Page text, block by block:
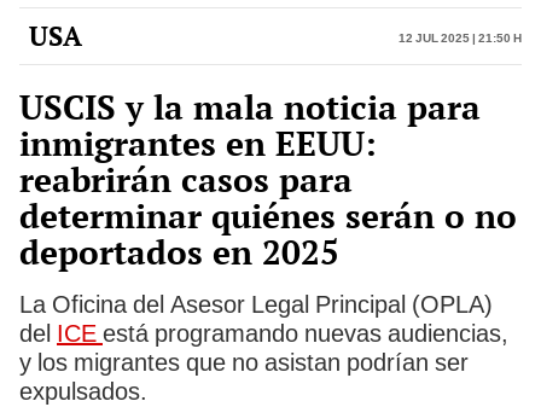
USA 12 Jul 2025 | 21:50 h
USCIS y la mala noticia para
inmigrantes en EEUU:
reabrirán casos para
determinar quiénes serán o no
deportados en 2025
La Oficina del Asesor Legal Principal (OPLA)
del ICE está programando nuevas audiencias,
y los migrantes que no asistan podrían ser
expulsados.